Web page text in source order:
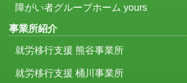
障がい者グループホーム yours
事業所紹介
就労移行支援 熊谷事業所
就労移行支援 桶川事業所